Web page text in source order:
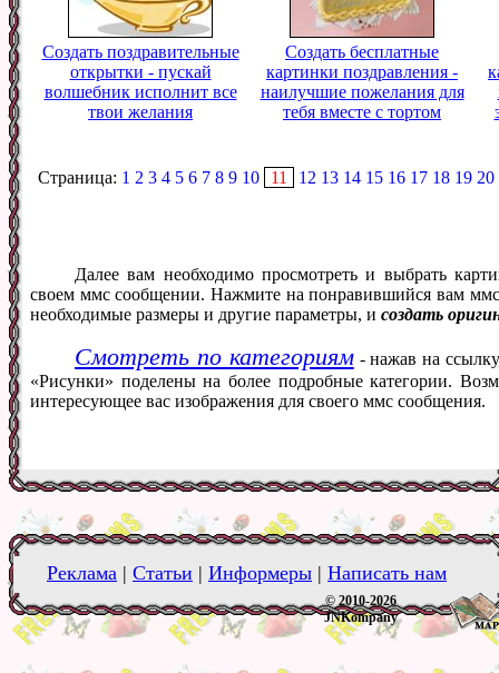
Создать поздравительные
открытки - пускай
волшебник исполнит все
твои желания
Создать бесплатные
картинки поздравления -
наилучшие пожелания для
тебя вместе с тортом
Страница: 1 2 3 4 5 6 7 8 9 10 11 12 13 14 15 16 17 18 19 20
Далее вам необходимо просмотреть и выбрать
своем ммс сообщении. Нажмите на понравившийся вам
необходимые размеры и другие параметры, и создать
Смотреть по категориям- нажав на
«Рисунки» поделены на более подробные категории.
интересующее вас изображения для своего ммс сообщения.
Реклама | Статьи | Информеры | Написать нам
© 2010-2026
JNKompany